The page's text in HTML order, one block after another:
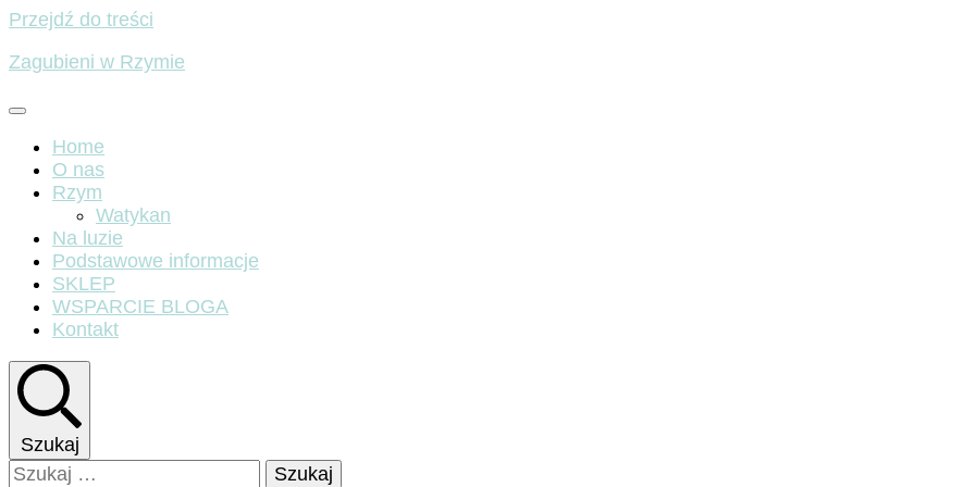
Przejdź do treści
Zagubieni w Rzymie
Home
O nas
Rzym
Watykan
Na luzie
Podstawowe informacje
SKLEP
WSPARCIE BLOGA
Kontakt
Szukaj
Szukaj: